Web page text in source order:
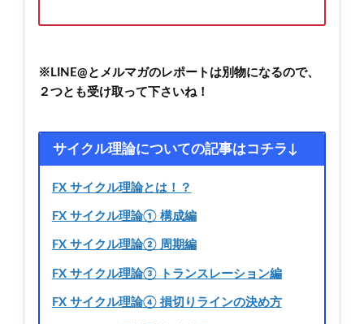
※LINE@とメルマガのレポートは別物になるので、
２つとも受け取って下さいね！
サイクル理論についての記事はコチラ↓
FX サイクル理論とは！？
FX サイクル理論① 構成編
FX サイクル理論② 周期編
FX サイクル理論③ トランスレーション編
FX サイクル理論④ 損切りラインの決め方